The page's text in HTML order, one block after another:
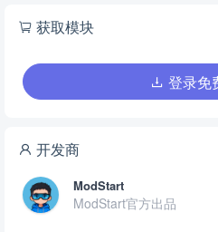
获取模块
登录免
开发商
ModStart
ModStart官方出品